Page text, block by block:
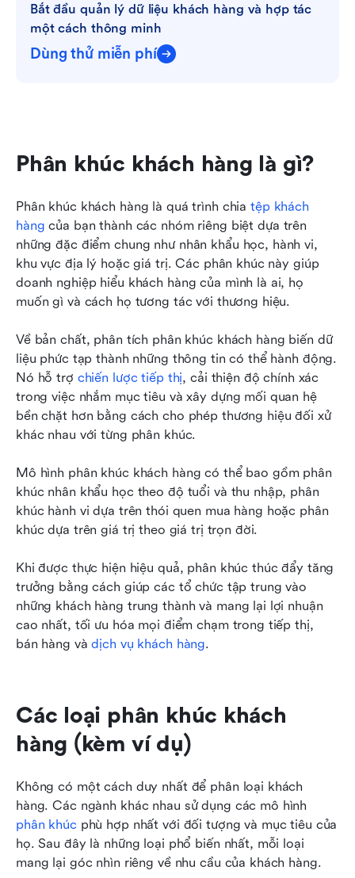
Bắt đầu quản lý dữ liệu khách hàng và hợp tác
một cách thông minh
Dùng thử miễn phí
Phân khúc khách hàng là gì?
Phân khúc khách hàng là quá trình chia tệp khách
hàng của bạn thành các nhóm riêng biệt dựa trên
những đặc điểm chung như nhân khẩu học, hành vi,
khu vực địa lý hoặc giá trị. Các phân khúc này giúp
doanh nghiệp hiểu khách hàng của mình là ai, họ
muốn gì và cách họ tương tác với thương hiệu.
Về bản chất, phân tích phân khúc khách hàng biến dữ
liệu phức tạp thành những thông tin có thể hành động.
Nó hỗ trợ chiến lược tiếp thị, cải thiện độ chính xác
trong việc nhắm mục tiêu và xây dựng mối quan hệ
bền chặt hơn bằng cách cho phép thương hiệu đối xử
khác nhau với từng phân khúc.
Mô hình phân khúc khách hàng có thể bao gồm phân
khúc nhân khẩu học theo độ tuổi và thu nhập, phân
khúc hành vi dựa trên thói quen mua hàng hoặc phân
khúc dựa trên giá trị theo giá trị trọn đời.
Khi được thực hiện hiệu quả, phân khúc thúc đẩy tăng
trưởng bằng cách giúp các tổ chức tập trung vào
những khách hàng trung thành và mang lại lợi nhuận
cao nhất, tối ưu hóa mọi điểm chạm trong tiếp thị,
bán hàng và dịch vụ khách hàng.
Các loại phân khúc khách
hàng (kèm ví dụ)
Không có một cách duy nhất để phân loại khách
phân khúc phù hợp nhất với đối tượng và mục tiêu của
họ. Sau đây là những loại phổ biến nhất, mỗi loại
mang lại góc nhìn riêng về nhu cầu của khách hàng.